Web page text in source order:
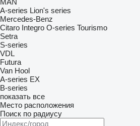
MAN
A-series Lion's series
Mercedes-Benz
Citaro Integro O-series Tourismo
Setra
S-series
VDL
Futura
Van Hool
A-series EX
B-series
показать все
Место расположения
Поиск по радиусу